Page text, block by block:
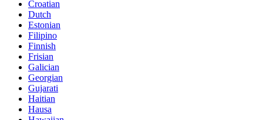
Croatian
Dutch
Estonian
Filipino
Finnish
Frisian
Galician
Georgian
Gujarati
Haitian
Hausa